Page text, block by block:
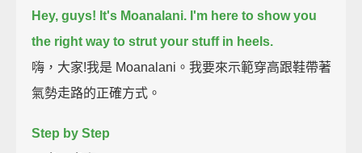
Hey, guys! It's Moanalani. I'm here to show you
the right way to strut your stuff in heels.
嗨，大家!我是 Moanalani。我要來示範穿高跟鞋帶著
氣勢走路的正確方式。
Step by Step